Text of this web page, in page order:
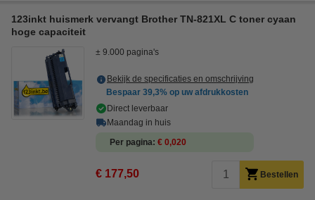
123inkt huismerk vervangt Brother TN-821XL C toner cyaan
hoge capaciteit
± 9.000 pagina's
Bekijk de specificaties en omschrijving
Bespaar 39,3% op uw afdrukkosten
Direct leverbaar
Maandag in huis
Per pagina € 0,020
€ 177,50 Bestellen